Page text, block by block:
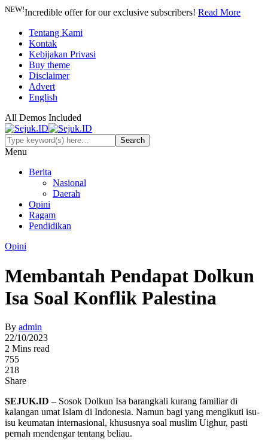
NEW!Incredible offer for our exclusive subscribers! Read More
Tentang Kami
Kontak
Kebijakan Privasi
Buy theme
Disclaimer
Advert
English
All Demos Included
Menu
Berita
Nasional
Daerah
Opini
Ragam
Pendidikan
Opini
Membantah Pendapat Dolkun
Isa Soal Konflik Palestina
By admin
22/10/2023
2 Mins read
755
218
Share
SEJUK.ID – Sosok Dolkun Isa barangkali kurang familiar di
kalangan umat Islam di Indonesia. Namun bagi yang mengikuti isu-
isu keumatan internasional, khususnya soal muslim Uighur, pasti
pernah mendengar tentang beliau.